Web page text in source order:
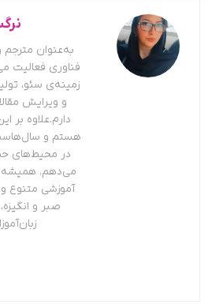
به‌عنوان
فناوری فعالیت
زمینه‌ی سئو،
و ویرایش
دارم.علاوه بر
هستم و سال‌هاست
در محیط‌های
می‌دهم. همیشه
آموزشی متنوع و
صبر و